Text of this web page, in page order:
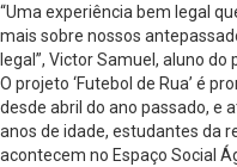
“Uma experiência bem legal
mais sobre nossos
legal”, Victor Samuel, aluno do
O projeto ‘Futebol de Rua’ é
desde abril do ano passado, e
anos de idade, estudantes da
acontecem no Espaço Social